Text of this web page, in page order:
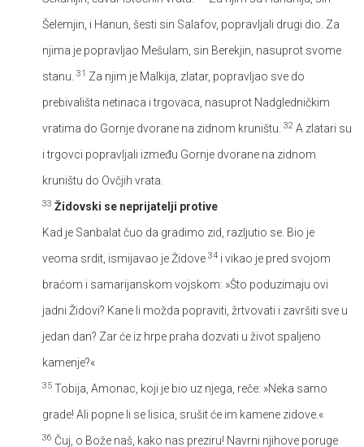
Šelemjin, i Hanun, šesti sin Salafov, popravljali drugi dio. Za
njima je popravljao Mešulam, sin Berekjin, nasuprot svome
stanu. 31 Za njim je Malkija, zlatar, popravljao sve do
prebivališta netinaca i trgovaca, nasuprot Nadgledničkim
vratima do Gornje dvorane na zidnom kruništu. 32 A zlatari su
i trgovci popravljali između Gornje dvorane na zidnom
kruništu do Ovčjih vrata.
33 Židovski se neprijatelji protive
Kad je Sanbalat čuo da gradimo zid, razljutio se. Bio je
veoma srdit, ismijavao je Židove 34 i vikao je pred svojom
braćom i samarijanskom vojskom: »Što poduzimaju ovi
jadni Židovi? Kane li možda popraviti, žrtvovati i završiti sve u
jedan dan? Zar će iz hrpe praha dozvati u život spaljeno
kamenje?«
35 Tobija, Amonac, koji je bio uz njega, reče: »Neka samo
grade! Ali popne li se lisica, srušit će im kamene zidove.«
36 Čuj, o Bože naš, kako nas preziru! Navrni njihove poruge